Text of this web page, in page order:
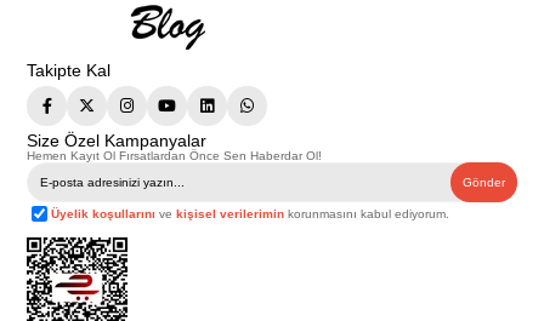
Takipte Kal
Size Özel Kampanyalar
Hemen Kayıt Ol Fırsatlardan Önce Sen Haberdar Ol!
Gönder
Üyelik koşullarını vekişisel verilerimin korunmasını kabul ediyorum.